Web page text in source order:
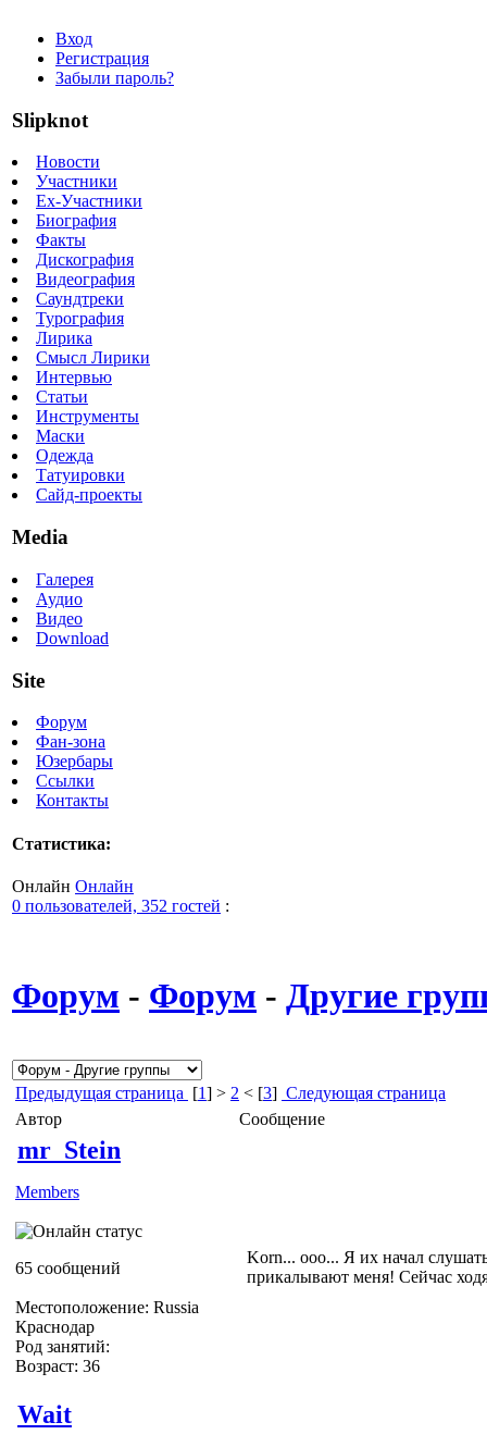
Вход
Регистрация
Забыли пароль?
Slipknot
Новости
Участники
Ex-Участники
Биография
Факты
Дискография
Видеография
Саундтреки
Турография
Лирика
Смысл Лирики
Интервью
Статьи
Инструменты
Маски
Одежда
Татуировки
Сайд-проекты
Media
Галерея
Аудио
Видео
Download
Site
Форум
Фан-зона
Юзербары
Ссылки
Контакты
Статистика:
Онлайн Онлайн
0 пользователей, 352 гостей :
Форум - Форум - Другие
Предыдущая страница [1] > 2 < [3] Следующая страница
Автор
Сообщение
mr_Stein
Members
65 сообщений
Местоположение: Russia
Краснодар
Род занятий:
Возраст: 36
Korn... ооо... Я их начал
прикалывают меня! Сейчас
Wait